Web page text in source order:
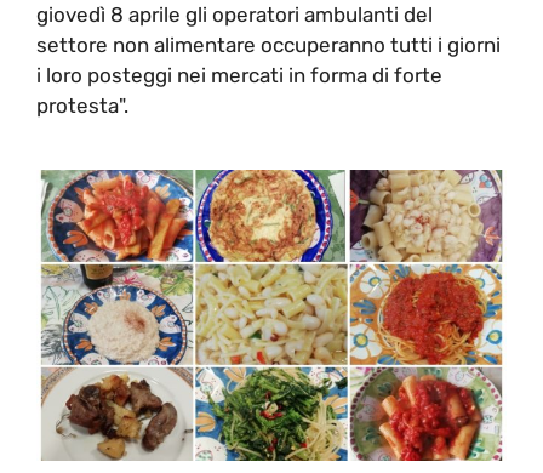
giovedì 8 aprile gli operatori ambulanti del
settore non alimentare occuperanno tutti i giorni
i loro posteggi nei mercati in forma di forte
protesta".